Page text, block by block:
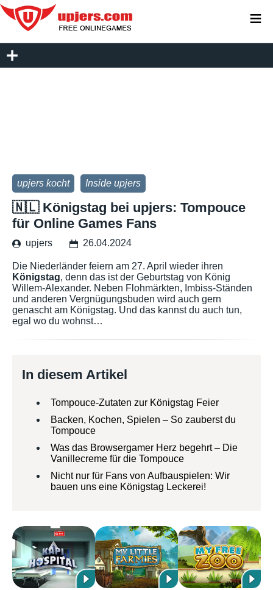
upjers kocht Inside upjers
🇳🇱 Königstag bei upjers: Tompouce
für Online Games Fans
upjers 26.04.2024
Die Niederländer feiern am 27. April wieder ihren
Königstag, denn das ist der Geburtstag von König
Willem-Alexander. Neben Flohmärkten, Imbiss-Ständen
und anderen Vergnügungsbuden wird auch gern
genascht am Königstag. Und das kannst du auch tun,
egal wo du wohnst…
In diesem Artikel
Tompouce-Zutaten zur Königstag Feier
Backen, Kochen, Spielen – So zauberst du
Tompouce
Was das Browsergamer Herz begehrt – Die
Vanillecreme für die Tompouce
Nicht nur für Fans von Aufbauspielen: Wir
bauen uns eine Königstag Leckerei!
≡